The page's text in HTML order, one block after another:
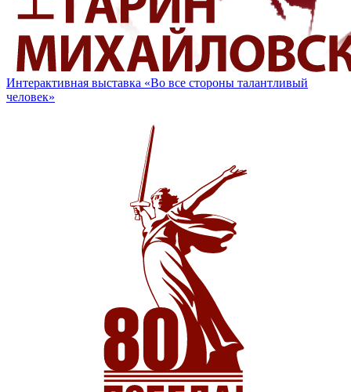
Интерактивная выставка «Во все стороны талантливый
человек»